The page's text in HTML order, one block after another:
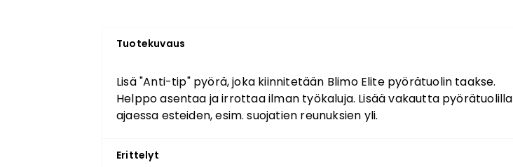
Tuotekuvaus
Lisä "Anti-tip" pyörä, joka kiinnitetään Blimo Elite pyörätuolin taakse.
Helppo asentaa ja irrottaa ilman työkaluja. Lisää vakautta pyörätuolilla
ajaessa esteiden, esim. suojatien reunuksien yli.
Erittelyt